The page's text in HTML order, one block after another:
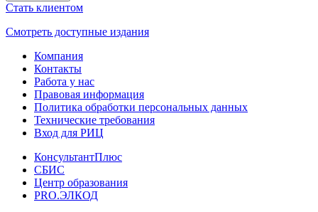
Стать клиентом
Смотреть доступные издания
Компания
Контакты
Работа у нас
Правовая информация
Политика обработки персональных данных
Технические требования
Вход для РИЦ
КонсультантПлюс
СБИС
Центр образования
PRO.ЭЛКОД